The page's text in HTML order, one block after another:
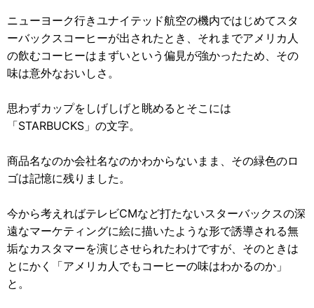
ニューヨーク行きユナイテッド航空の機内ではじめてスタ
ーバックスコーヒーが出されたとき、それまでアメリカ人
の飲むコーヒーはまずいという偏見が強かったため、その
味は意外なおいしさ。
思わずカップをしげしげと眺めるとそこには
「STARBUCKS」の文字。
商品名なのか会社名なのかわからないまま、その緑色のロ
ゴは記憶に残りました。
今から考えればテレビCMなど打たないスターバックスの深
遠なマーケティングに絵に描いたような形で誘導される無
垢なカスタマーを演じさせられたわけですが、そのときは
とにかく「アメリカ人でもコーヒーの味はわかるのか」
と。